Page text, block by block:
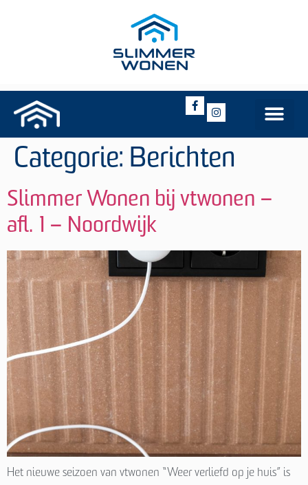
Categorie: Berichten
Slimmer Wonen bij vtwonen –
afl. 1 – Noordwijk
Het nieuwe seizoen van vtwonen “Weer verliefd op je huis” is